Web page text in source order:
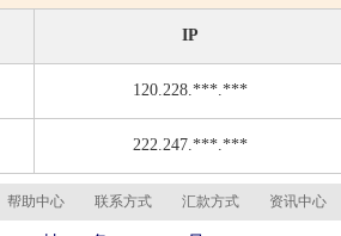
IP
120.228.***.***
222.247.***.***
帮助中心 联系方式 汇款方式 资讯中心